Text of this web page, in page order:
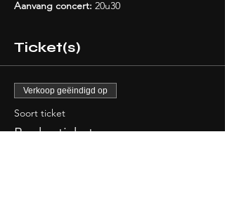
Aanvang concert: 20u30
Ticket(s)
Verkoop geëindigd op
Soort ticket
Bunkerticket